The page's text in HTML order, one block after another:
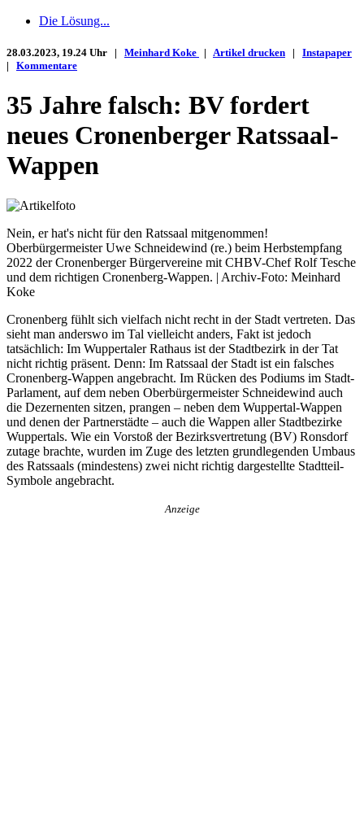
Die Lösung...
28.03.2023, 19.24 Uhr | Meinhard Koke | Artikel drucken | Instapaper
| Kommentare
35 Jahre falsch: BV fordert
neues Cronenberger Ratssaal-
Wappen
Nein, er hat's nicht für den Ratssaal mitgenommen!
Oberbürgermeister Uwe Schneidewind (re.) beim Herbstempfang
2022 der Cronenberger Bürgervereine mit CHBV-Chef Rolf Tesche
und dem richtigen Cronenberg-Wappen. | Archiv-Foto: Meinhard
Koke
Cronenberg fühlt sich vielfach nicht recht in der Stadt vertreten. Das
sieht man anderswo im Tal vielleicht anders, Fakt ist jedoch
tatsächlich: Im Wuppertaler Rathaus ist der Stadtbezirk in der Tat
nicht richtig präsent. Denn: Im Ratssaal der Stadt ist ein falsches
Cronenberg-Wappen angebracht. Im Rücken des Podiums im Stadt-
Parlament, auf dem neben Oberbürgermeister Schneidewind auch
die Dezernenten sitzen, prangen – neben dem Wuppertal-Wappen
und denen der Partnerstädte – auch die Wappen aller Stadtbezirke
Wuppertals. Wie ein Vorstoß der Bezirksvertretung (BV) Ronsdorf
zutage brachte, wurden im Zuge des letzten grundlegenden Umbaus
des Ratssaals (mindestens) zwei nicht richtig dargestellte Stadtteil-
Symbole angebracht.
Anzeige